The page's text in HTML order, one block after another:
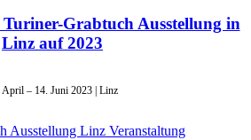
Grabtuch Ausstellung in
Linz auf 2023
April – 14. Juni 2023 | Linz